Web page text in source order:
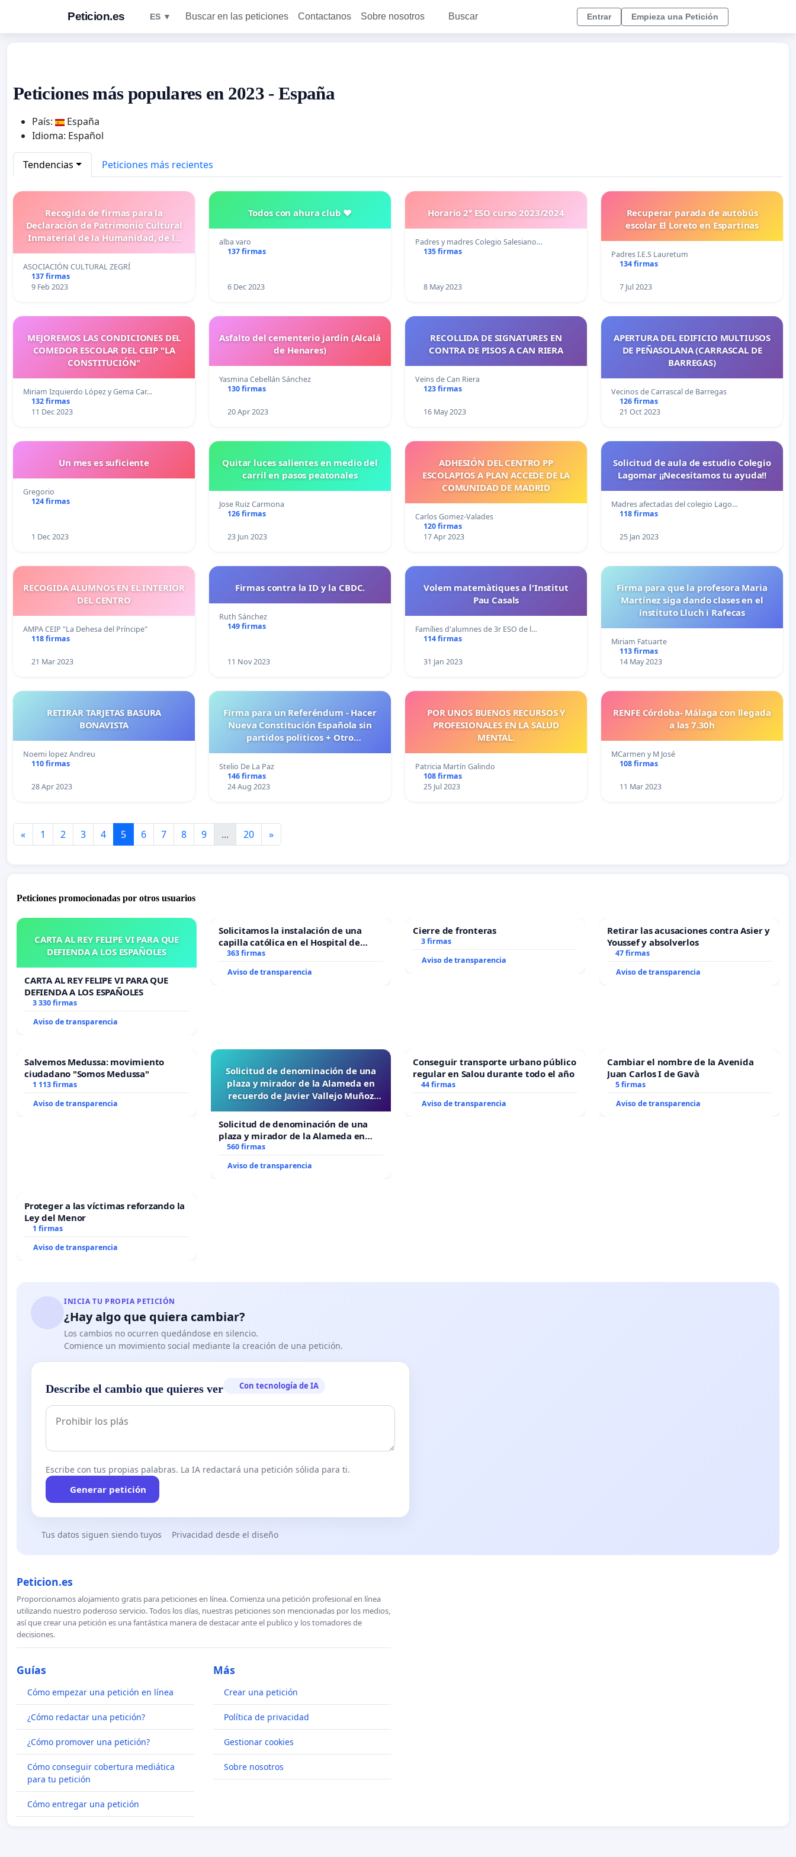
Peticion.es ES ▼ Buscar en las peticiones Contactanos Sobre nosotros Buscar Entrar Empieza una Petición
Peticiones más populares en 2023 - España
País:
España
Idioma: Español
Tendencias Peticiones más recientes
Recogida de firmas para la
Declaración de Patrimonio Cultural
Inmaterial de la Humanidad, de la
DE BOMBEROS DE MÁLAGA
ASOCIACIÓN CULTURAL ZEGRÍ
137 firmas
9 Feb 2023
Todos con ahura club ♥️
alba varo
137 firmas
6 Dec 2023
Horario 2° ESO curso 2023/2024
Padres y madres Colegio Salesiano…
135 firmas
8 May 2023
Recuperar parada de autobús
escolar El Loreto en Espartinas
Padres I.E.S Lauretum
134 firmas
7 Jul 2023
MEJOREMOS LAS CONDICIONES DEL
COMEDOR ESCOLAR DEL CEIP "LA
CONSTITUCIÓN"
Miriam Izquierdo López y Gema Car…
132 firmas
11 Dec 2023
Asfalto del cementerio jardín (Alcalá
de Henares)
Yasmina Cebellán Sánchez
130 firmas
20 Apr 2023
RECOLLIDA DE SIGNATURES EN
CONTRA DE PISOS A CAN RIERA
Veïns de Can Riera
123 firmas
16 May 2023
APERTURA DEL EDIFICIO MULTIUSOS
DE PEÑASOLANA (CARRASCAL DE
BARREGAS)
Vecinos de Carrascal de Barregas
126 firmas
21 Oct 2023
Un mes es suficiente
Gregorio
124 firmas
1 Dec 2023
Quitar luces salientes en medio del
carril en pasos peatonales
Jose Ruiz Carmona
126 firmas
23 Jun 2023
ADHESIÓN DEL CENTRO PP
ESCOLAPIOS A PLAN ACCEDE DE LA
COMUNIDAD DE MADRID
Carlos Gomez-Valades
120 firmas
17 Apr 2023
Solicitud de aula de estudio Colegio
Lagomar ¡¡Necesitamos tu ayuda!!
Madres afectadas del colegio Lago…
118 firmas
25 Jan 2023
RECOGIDA ALUMNOS EN EL INTERIOR
DEL CENTRO
AMPA CEIP "La Dehesa del Príncipe"
118 firmas
21 Mar 2023
Firmas contra la ID y la CBDC.
Ruth Sánchez
149 firmas
11 Nov 2023
Volem matemàtiques a l'Institut
Pau Casals
Famílies d'alumnes de 3r ESO de l…
114 firmas
31 Jan 2023
Firma para que la profesora Maria
Martínez siga dando clases en el
instituto Lluch i Rafecas
Miriam Fatuarte
113 firmas
14 May 2023
RETIRAR TARJETAS BASURA
BONAVISTA
Noemi lopez Andreu
110 firmas
28 Apr 2023
Firma para un Referéndum - Hacer
Nueva Constitución Española sin
partidos politicos + Otro
Declaracion de Independencia de los
Seres Libre y Soberanos
Stelio De La Paz
146 firmas
24 Aug 2023
POR UNOS BUENOS RECURSOS Y
PROFESIONALES EN LA SALUD
MENTAL.
Patricia Martín Galindo
108 firmas
25 Jul 2023
RENFE Córdoba- Málaga con llegada
a las 7.30h
MCarmen y M José
108 firmas
11 Mar 2023
« 1 2 3 4 5 6 7 8 9 ... 20 »
Peticiones promocionadas por otros usuarios
CARTA AL REY FELIPE VI PARA QUE
DEFIENDA A LOS ESPAÑOLES
CARTA AL REY FELIPE VI PARA QUE
DEFIENDA A LOS ESPAÑOLES
3 330 firmas
Aviso de transparencia
Solicitamos la instalación de una
capilla católica en el Hospital de
Alcañiz
363 firmas
Aviso de transparencia
Cierre de fronteras
3 firmas
Aviso de transparencia
Retirar las acusaciones contra Asier y
Youssef y absolverlos
47 firmas
Aviso de transparencia
Salvemos Medussa: movimiento
ciudadano "Somos Medussa"
1 113 firmas
Aviso de transparencia
Solicitud de denominación de una
plaza y mirador de la Alameda en
recuerdo de Javier Vallejo Muñoz
Solicitud de denominación de una
plaza y mirador de la Alameda en
recuerdo de Javier Vallejo Muñoz
“Mazinger”
560 firmas
Aviso de transparencia
Conseguir transporte urbano público
regular en Salou durante todo el año
44 firmas
Aviso de transparencia
Cambiar el nombre de la Avenida
Juan Carlos I de Gavà
5 firmas
Aviso de transparencia
Proteger a las víctimas reforzando la
Ley del Menor
1 firmas
Aviso de transparencia
INICIA TU PROPIA PETICIÓN
¿Hay algo que quiera cambiar?
Los cambios no ocurren quedándose en silencio.
Comience un movimiento social mediante la creación de una petición.
Describe el cambio que quieres ver Con tecnología de IA
Escribe con tus propias palabras. La IA redactará una petición sólida para ti.
Generar petición
Tus datos siguen siendo tuyos Privacidad desde el diseño
Peticion.es
Proporcionamos alojamiento gratis para peticiones en línea. Comienza una petición profesional en línea
utilizando nuestro poderoso servicio. Todos los días, nuestras peticiones son mencionadas por los medios,
así que crear una petición es una fantástica manera de destacar ante el publico y los tomadores de
decisiones.
Guías
Cómo empezar una petición en línea
¿Cómo redactar una petición?
¿Cómo promover una petición?
Cómo conseguir cobertura mediática
para tu petición
Cómo entregar una petición
Más
Crear una petición
Política de privacidad
Gestionar cookies
Sobre nosotros